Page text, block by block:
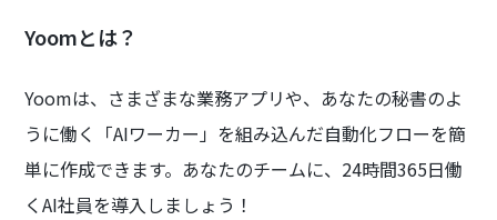
Yoomとは？
Yoomは、さまざまな業務アプリや、あなたの秘書のよ
うに働く「AIワーカー」を組み込んだ自動化フローを簡
単に作成できます。あなたのチームに、24時間365日働
くAI社員を導入しましょう！